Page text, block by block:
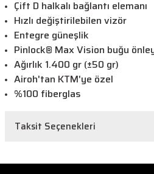
Çift D halkalı bağlantı elemanı
Hızlı değiştirilebilen vizör
Entegre güneşlik
Pinlock® Max Vision buğu
Ağırlık 1.400 gr (±50 gr)
Airoh'tan KTM'ye özel
%100 fiberglas
Taksit Seçenekleri